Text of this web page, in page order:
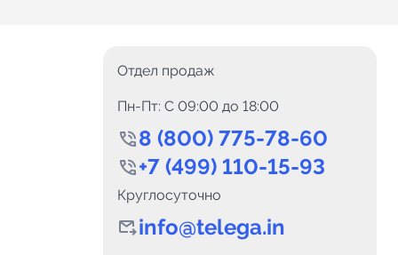
Отдел продаж
Пн-Пт: C 09:00 до 18:00
8 (800) 775-78-60
+7 (499) 110-15-93
Круглосуточно
info@telega.in